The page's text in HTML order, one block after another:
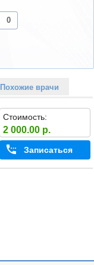
0
Похожие врачи
Стоимость:
2 000.00 р.
Записаться